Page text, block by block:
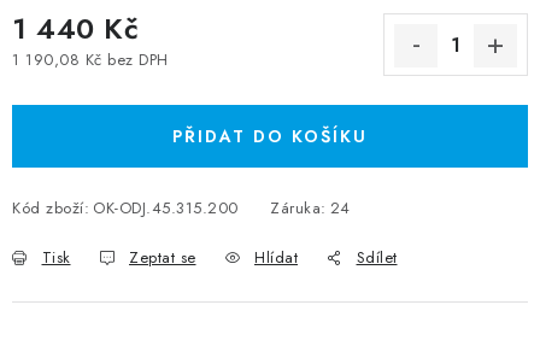
1 440 Kč
1 190,08 Kč bez DPH
PŘIDAT DO KOŠÍKU
Kód zboží: OK-ODJ.45.315.200 Záruka: 24
Tisk Zeptat se Hlídat Sdílet